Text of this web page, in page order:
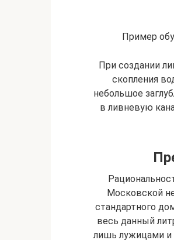
Пример
При создании
скопления
небольшое
в ливневую
Московской
стандартного
весь данный
лишь лужицами и